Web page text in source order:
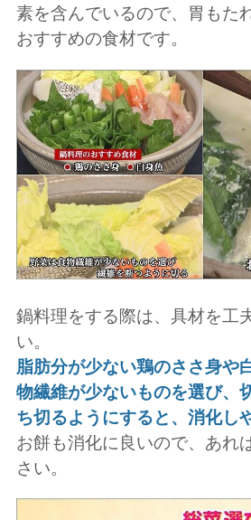
素を含んでいるので、胃もた
おすすめの食材です。
鍋料理をする際は、具材を工
い。
脂肪分が少ない鶏のささ身や
物繊維が少ないものを選び、
ち切るようにすると、消化し
お餅も消化に良いので、あれ
さい。